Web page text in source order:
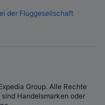
der Fluggesellschaft
Group. Alle Rechte
Handelsmarken oder